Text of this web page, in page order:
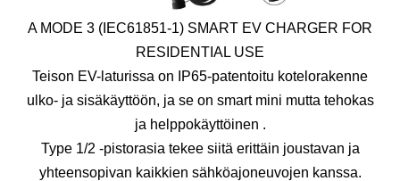
A MODE 3 (IEC61851-1) SMART EV CHARGER FOR
RESIDENTIAL USE
Teison EV-laturissa on IP65-patentoitu kotelorakenne
ulko- ja sisäkäyttöön, ja se on smart mini mutta tehokas
ja helppokäyttöinen .
Type 1/2 -pistorasia tekee siitä erittäin joustavan ja
yhteensopivan kaikkien sähköajoneuvojen kanssa.